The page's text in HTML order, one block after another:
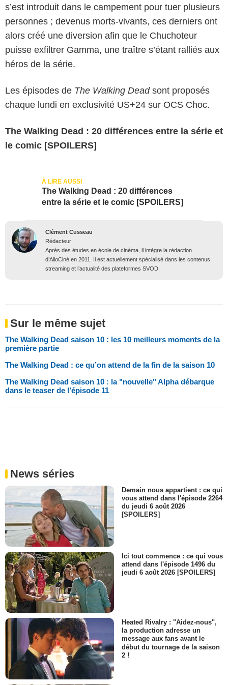
s’est introduit dans le campement pour tuer plusieurs
personnes ; devenus morts-vivants, ces derniers ont
alors créé une diversion afin que le Chuchoteur
puisse exfiltrer Gamma, une traître s’étant ralliés aux
héros de la série.
Les épisodes de The Walking Deadsont proposés
chaque lundi en exclusivité US+24 sur OCS Choc.
The Walking Dead : 20 différences entre la série et
le comic [SPOILERS]
The Walking Dead : 20 différences
entre la série et le comic [SPOILERS]
Clément Cusseau
Rédacteur
Après des études en école de cinéma, il intègre la rédaction
d’AlloCiné en 2011. Il est actuellement spécialisé dans les contenus
streaming et l’actualité des plateformes SVOD.
Sur le même sujet
The Walking Dead saison 10 : les 10 meilleurs moments de la
première partie
The Walking Dead : ce qu’on attend de la fin de la saison 10
The Walking Dead saison 10 : la "nouvelle" Alpha débarque
dans le teaser de l’épisode 11
News séries
Demain nous appartient : ce qui
vous attend dans l'épisode 2264
du jeudi 6 août 2026
[SPOILERS]
Ici tout commence : ce qui vous
attend dans l'épisode 1496 du
jeudi 6 août 2026 [SPOILERS]
Heated Rivalry : "Aidez-nous",
la production adresse un
message aux fans avant le
début du tournage de la saison
2 !